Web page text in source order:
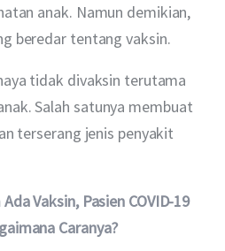
anak. Namun demikian,
beredar tentang vaksin.
tidak divaksin terutama
Salah satunya membuat
terserang jenis penyakit
Vaksin, Pasien COVID-19
Caranya?